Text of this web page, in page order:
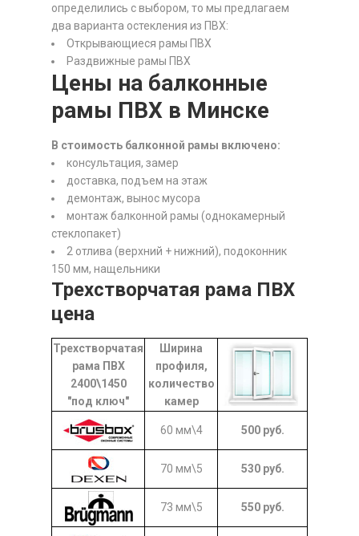
определились с выбором, то мы предлагаем
два варианта остекления из ПВХ:
Открывающиеся рамы ПВХ
Раздвижные рамы ПВХ
Цены на балконные
рамы ПВХ в Минске
В стоимость балконной рамы включено:
консультация, замер
доставка, подъем на этаж
демонтаж, вынос мусора
монтаж балконной рамы (однокамерный
стеклопакет)
2 отлива (верхний + нижний), подоконник
150 мм, нащельники
Трехстворчатая рама ПВХ
цена
Трехстворчатая
рама ПВХ
2400\1450
"под ключ"
Ширина
профиля,
количество
камер
60 мм\4 500 руб.
70 мм\5 530 руб.
73 мм\5 550 руб.